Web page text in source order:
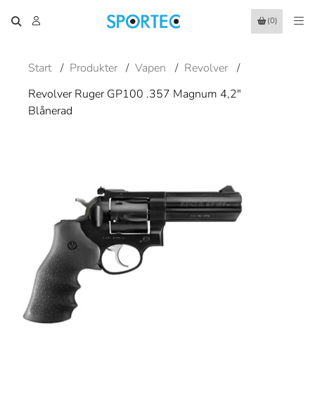
(0)
Start / Produkter / Vapen / Revolver /
Revolver Ruger GP100 .357 Magnum 4,2"
Blånerad